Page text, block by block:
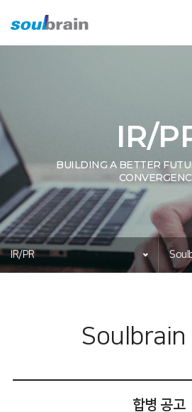
타이틀
IR/
BUILDING A BETTER
IR/PR
Soulbrain
합병 공고